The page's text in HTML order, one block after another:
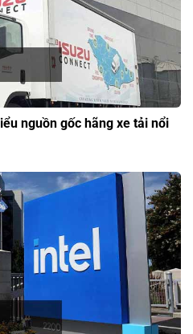
nguồn gốc hãng xe tải nổi